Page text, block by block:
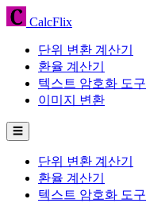
CalcFlix
단위 변환 계산기
환율 계산기
텍스트 암호화 도구
이미지 변환
☰
단위 변환 계산기
환율 계산기
텍스트 암호화 도구